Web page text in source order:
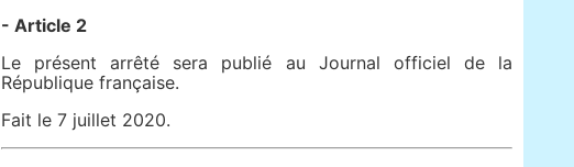
- Article 2
Le présent arrêté sera publié au Journal officiel de la
République française.
Fait le 7 juillet 2020.